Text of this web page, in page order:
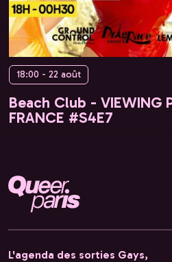
18:00 - 22 août
Beach Club - VIEWING
FRANCE #S4E7
L'agenda des sorties Gays,